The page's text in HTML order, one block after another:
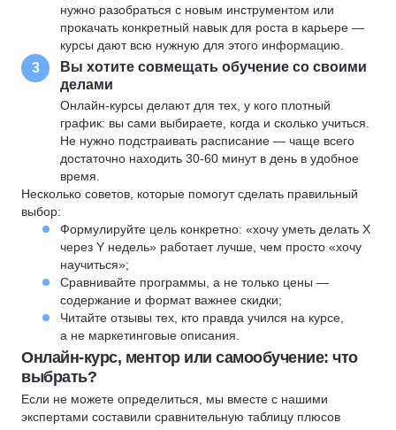
нужно разобраться с новым инструментом или
прокачать конкретный навык для роста в карьере —
курсы дают всю нужную для этого информацию.
3
Вы хотите совмещать обучение со своими
делами
Онлайн-курсы делают для тех, у кого плотный
график: вы сами выбираете, когда и сколько учиться.
Не нужно подстраивать расписание — чаще всего
достаточно находить 30-60 минут в день в удобное
время.
Несколько советов, которые помогут сделать правильный
выбор:
Формулируйте цель конкретно: «хочу уметь делать X
через Y недель» работает лучше, чем просто «хочу
научиться»;
Сравнивайте программы, а не только цены —
содержание и формат важнее скидки;
Читайте отзывы тех, кто правда учился на курсе,
а не маркетинговые описания.
Онлайн-курс, ментор или самообучение: что
выбрать?
Если не можете определиться, мы вместе с нашими
экспертами составили сравнительную таблицу плюсов